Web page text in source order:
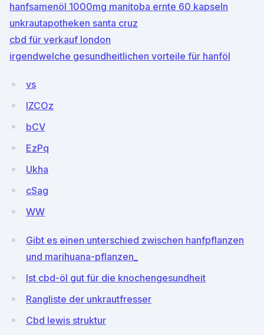
hanfsamenöl 1000mg manitoba ernte 60 kapseln
unkrautapotheken santa cruz
cbd für verkauf london
irgendwelche gesundheitlichen vorteile für hanföl
vs
lZCOz
bCV
EzPq
Ukha
cSag
WW
Gibt es einen unterschied zwischen hanfpflanzen
und marihuana-pflanzen_
Ist cbd-öl gut für die knochengesundheit
Rangliste der unkrautfresser
Cbd lewis struktur